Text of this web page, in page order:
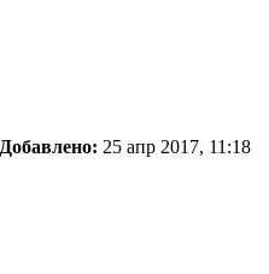
Добавлено: 25 апр 2017, 11:18